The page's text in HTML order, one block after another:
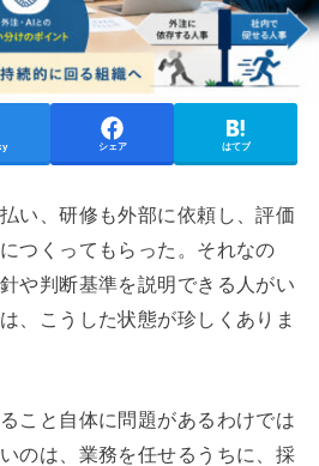
シェア はてブ
い、研修も外部に依頼し、評価
つくってもらった。それなの
や判断基準を説明できる人がい
、こうした状態が珍しくありま
こと自体に問題があるわけでは
のは、業務を任せるうちに、採